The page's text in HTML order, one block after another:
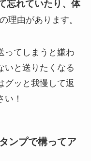
忘れていたり、体
理由があります。
ってしまうと嫌わ
いと送りたくなる
グッと我慢して返
！
ンプで構ってア